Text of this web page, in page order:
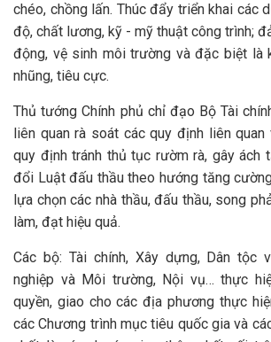
chéo, chồng lấn. Thúc đẩy triển khai các
độ, chất lương, kỹ - mỹ thuật công trình;
động, vệ sinh môi trường và đặc biệt là
nhũng, tiêu cực.
Thủ tướng Chính phủ chỉ đạo Bộ Tài
liên quan rà soát các quy định liên quan
quy định tránh thủ tục rườm rà, gây ách
đổi Luật đấu thầu theo hướng tăng
lựa chọn các nhà thầu, đấu thầu, song
làm, đạt hiệu quả.
Các bộ: Tài chính, Xây dựng, Dân tộc
nghiệp và Môi trường, Nội vụ… thực
quyền, giao cho các địa phương thực
các Chương trình mục tiêu quốc gia và